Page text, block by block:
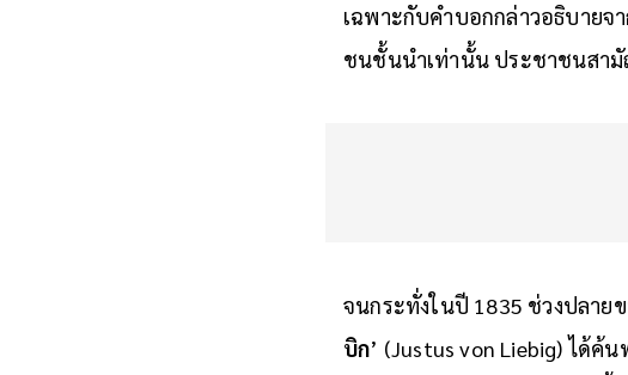
เฉพาะกับคำบอกกล่าวอธิบายจ
ชนชั้นนำเท่านั้น ประชาชนสามั
จนกระทั่งในปี 1835 ช่วงปลาย
บิก’ (Justus von Liebig) ได้ค้